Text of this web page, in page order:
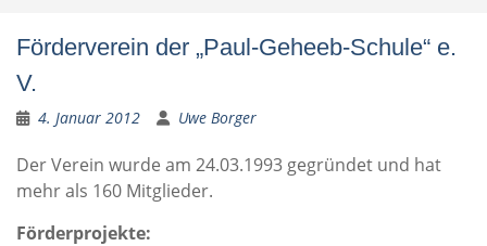
Förderverein der „Paul-Geheeb-Schule“ e.
V.
4. Januar 2012 Uwe Borger
Der Verein wurde am 24.03.1993 gegründet und hat
mehr als 160 Mitglieder.
Förderprojekte: